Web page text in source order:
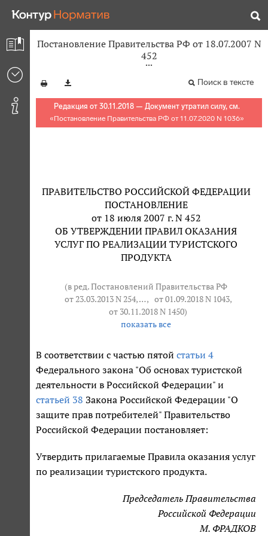
Постановление Правительства РФ от 18.07.2007 N
452
Поиск в тексте
Редакция от 30.11.2018 — Документ утратил силу, см.
«Постановление Правительства РФ от 11.07.2020 N 1036»
ПРАВИТЕЛЬСТВО РОССИЙСКОЙ ФЕДЕРАЦИИ
ПОСТАНОВЛЕНИЕ
от 18 июля 2007 г. N 452
ОБ УТВЕРЖДЕНИИ ПРАВИЛ ОКАЗАНИЯ
УСЛУГ ПО РЕАЛИЗАЦИИ ТУРИСТСКОГО
ПРОДУКТА
(в ред. Постановлений Правительства РФ
от 23.03.2013 N 254, … , от 01.09.2018 N 1043,
от 30.11.2018 N 1450)
показать все
В соответствии с частью пятой статьи 4
Федерального закона "Об основах туристской
деятельности в Российской Федерации" и
статьей 38 Закона Российской Федерации "О
защите прав потребителей" Правительство
Российской Федерации постановляет:
Утвердить прилагаемые Правила оказания услуг
по реализации туристского продукта.
Председатель Правительства
Российской Федерации
М. ФРАДКОВ